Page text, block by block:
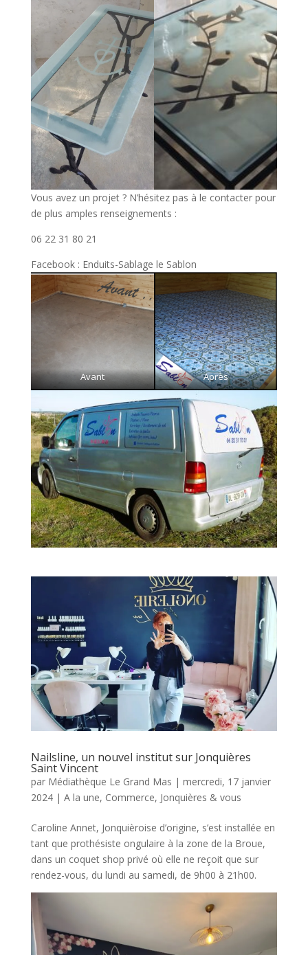
Vous avez un projet ? N’hésitez pas à le contacter pour
de plus amples renseignements :
06 22 31 80 21
Facebook : Enduits-Sablage le Sablon
Avant Après
Nailsline, un nouvel institut sur Jonquières
Saint Vincent
par Médiathèque Le Grand Mas | mercredi, 17 janvier
2024| A la une, Commerce, Jonquières & vous
Caroline Annet, Jonquièroise d’origine, s’est installée en
tant que prothésiste ongulaire à la zone de la Broue,
dans un coquet shop privé où elle ne reçoit que sur
rendez-vous, du lundi au samedi, de 9h00 à 21h00.